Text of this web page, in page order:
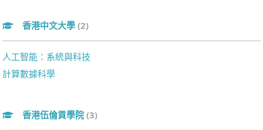
香港中文大學 (2)
人工智能：系統與科技
計算數據科學
香港伍倫貢學院 (3)